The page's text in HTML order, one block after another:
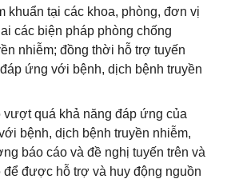
khuẩn tại các khoa, phòng, đơn vị
các biện pháp phòng chống
nhiễm; đồng thời hỗ trợ tuyến
ứng với bệnh, dịch bệnh truyền
quá khả năng đáp ứng của
bệnh, dịch bệnh truyền nhiễm,
báo cáo và đề nghị tuyến trên và
được hỗ trợ và huy động nguồn